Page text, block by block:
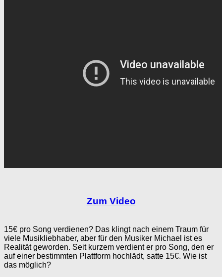
Zum Video
15€ pro Song verdienen? Das klingt nach einem Traum für
viele Musikliebhaber, aber für den Musiker Michael ist es
Realität geworden. Seit kurzem verdient er pro Song, den er
auf einer bestimmten Plattform hochlädt, satte 15€. Wie ist
das möglich?